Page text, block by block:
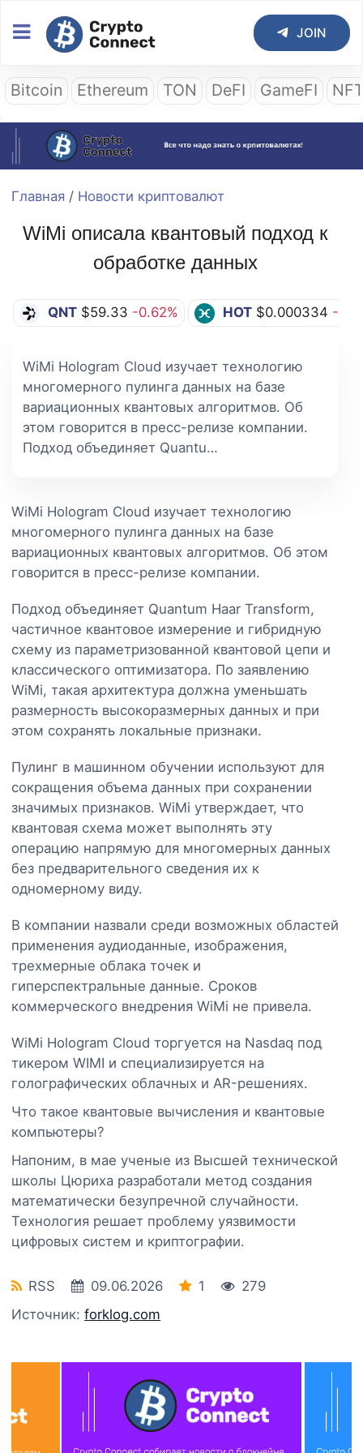
JOIN
Bitcoin Ethereum TON DeFI GameFI
Главная / Новости криптовалют
WiMi описала квантовый подход к
обработке данных
QNT $59.33 -0.62% HOT $0.000334 -
WiMi Hologram Cloud изучает технологию
многомерного пулинга данных на базе
вариационных квантовых алгоритмов. Об
этом говорится в пресс-релизе компании.
Подход объединяет Quantu…
WiMi Hologram Cloud изучает технологию
многомерного пулинга данных на базе
вариационных квантовых алгоритмов. Об этом
говорится в пресс-релизе компании.
Подход объединяет Quantum Haar Transform,
частичное квантовое измерение и гибридную
схему из параметризованной квантовой цепи и
классического оптимизатора. По заявлению
WiMi, такая архитектура должна уменьшать
размерность высокоразмерных данных и при
этом сохранять локальные признаки.
Пулинг в машинном обучении используют для
сокращения объема данных при сохранении
значимых признаков. WiMi утверждает, что
квантовая схема может выполнять эту
операцию напрямую для многомерных данных
без предварительного сведения их к
одномерному виду.
В компании назвали среди возможных областей
применения аудиоданные, изображения,
трехмерные облака точек и
гиперспектральные данные. Сроков
коммерческого внедрения WiMi не привела.
WiMi Hologram Cloud торгуется на Nasdaq под
тикером WIMI и специализируется на
голографических облачных и AR-решениях.
Что такое квантовые вычисления и квантовые
компьютеры?
Напоним, в мае ученые из Высшей технической
школы Цюриха разработали метод создания
математически безупречной случайности.
Технология решает проблему уязвимости
цифровых систем и криптографии.
RSS 09.06.2026 1
279
Источник: forklog.com